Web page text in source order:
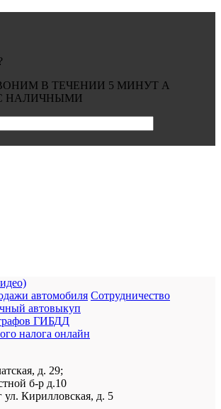
В ТЕЧЕНИИ 5 МИНУТ А
НАЛИЧНЫМИ
автомобиля Сотрудничество
автовыкуп
ГИБДД
налога онлайн
д. 29;
б-р д.10
ул. Кирилловская, д. 5